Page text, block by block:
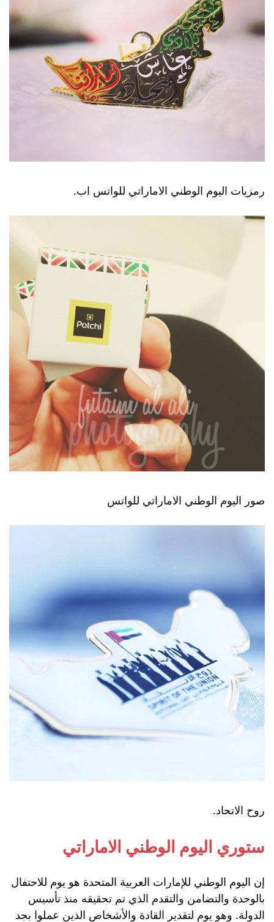
رمزيات اليوم الوطني الاماراتي للواتس اب.
صور اليوم الوطني الاماراتي للواتس
روح الاتحاد.
ستوري اليوم الوطني الاماراتي
إن اليوم الوطني للإمارات العربية المتحدة هو يوم للاحتفال
بالوحدة والتضامن والتقدم الذي تم تحقيقه منذ تأسيس
الدولة. وهو يوم لتقدير القادة والأشخاص الذين عملوا بجد